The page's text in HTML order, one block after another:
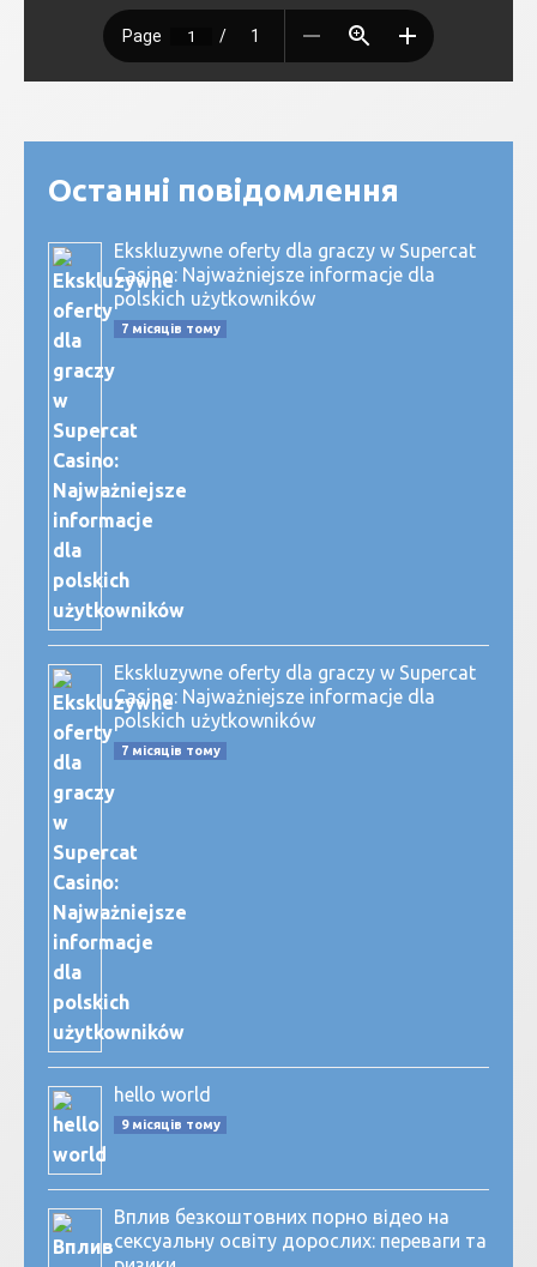
Останні повідомлення
Ekskluzywne oferty dla graczy w Supercat
Casino: Najważniejsze informacje dla
polskich użytkowników
7 місяців тому
Ekskluzywne oferty dla graczy w Supercat
Casino: Najważniejsze informacje dla
polskich użytkowników
7 місяців тому
hello world
9 місяців тому
Вплив безкоштовних порно відео на
сексуальну освіту дорослих: переваги та